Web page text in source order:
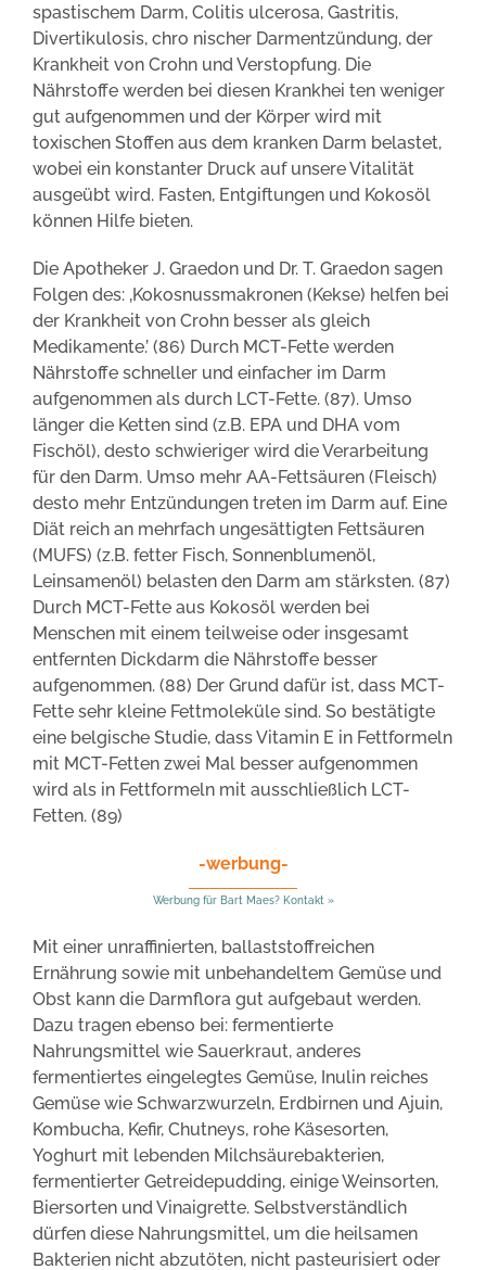
spastischem Darm, Colitis ulcerosa, Gastritis,
Divertikulosis, chro nischer Darmentzündung, der
Krankheit von Crohn und Verstopfung. Die
Nährstoffe werden bei diesen Krankhei ten weniger
gut aufgenommen und der Körper wird mit
toxischen Stoffen aus dem kranken Darm belastet,
wobei ein konstanter Druck auf unsere Vitalität
ausgeübt wird. Fasten, Entgiftungen und Kokosöl
können Hilfe bieten.
Die Apotheker J. Graedon und Dr. T. Graedon sagen
Folgen des: ‚Kokosnussmakronen (Kekse) helfen bei
der Krankheit von Crohn besser als gleich
Medikamente.’ (86) Durch MCT-Fette werden
Nährstoffe schneller und einfacher im Darm
aufgenommen als durch LCT-Fette. (87). Umso
länger die Ketten sind (z.B. EPA und DHA vom
Fischöl), desto schwieriger wird die Verarbeitung
für den Darm. Umso mehr AA-Fettsäuren (Fleisch)
desto mehr Entzündungen treten im Darm auf. Eine
Diät reich an mehrfach ungesättigten Fettsäuren
(MUFS) (z.B. fetter Fisch, Sonnenblumenöl,
Leinsamenöl) belasten den Darm am stärksten. (87)
Durch MCT-Fette aus Kokosöl werden bei
Menschen mit einem teilweise oder insgesamt
entfernten Dickdarm die Nährstoffe besser
aufgenommen. (88) Der Grund dafür ist, dass MCT-
Fette sehr kleine Fettmoleküle sind. So bestätigte
eine belgische Studie, dass Vitamin E in Fettformeln
mit MCT-Fetten zwei Mal besser aufgenommen
wird als in Fettformeln mit ausschließlich LCT-
Fetten. (89)
-werbung-
Werbung für Bart Maes? Kontakt »
Mit einer unraffinierten, ballaststoffreichen
Ernährung sowie mit unbehandeltem Gemüse und
Obst kann die Darmflora gut aufgebaut werden.
Dazu tragen ebenso bei: fermentierte
Nahrungsmittel wie Sauerkraut, anderes
fermentiertes eingelegtes Gemüse, Inulin reiches
Gemüse wie Schwarzwurzeln, Erdbirnen und Ajuin,
Kombucha, Kefir, Chutneys, rohe Käsesorten,
Yoghurt mit lebenden Milchsäurebakterien,
fermentierter Getreidepudding, einige Weinsorten,
Biersorten und Vinaigrette. Selbstverständlich
dürfen diese Nahrungsmittel, um die heilsamen
Bakterien nicht abzutöten, nicht pasteurisiert oder